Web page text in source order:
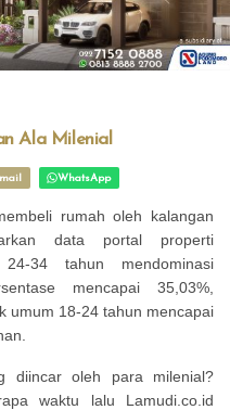
Ala Milenial
WhatsApp
rumah oleh kalangan
data portal properti
34 tahun mendominasi
mencapai 35,03%,
umum 18-24 tahun mencapai
diincar oleh para milenial?
waktu lalu Lamudi.co.id